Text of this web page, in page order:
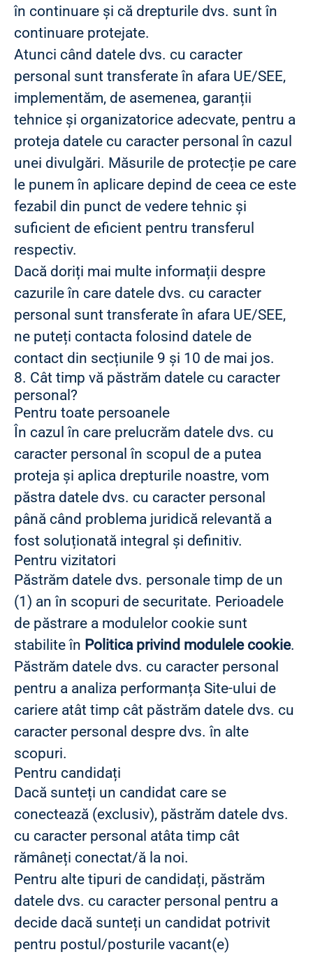
în continuare și că drepturile dvs. sunt în
continuare protejate.
Atunci când datele dvs. cu caracter
personal sunt transferate în afara UE/SEE,
implementăm, de asemenea, garanții
tehnice și organizatorice adecvate, pentru a
proteja datele cu caracter personal în cazul
unei divulgări. Măsurile de protecție pe care
le punem în aplicare depind de ceea ce este
fezabil din punct de vedere tehnic și
suficient de eficient pentru transferul
respectiv.
Dacă doriți mai multe informații despre
cazurile în care datele dvs. cu caracter
personal sunt transferate în afara UE/SEE,
ne puteți contacta folosind datele de
contact din secțiunile 9 și 10 de mai jos.
8. Cât timp vă păstrăm datele cu caracter
personal?
Pentru toate persoanele
În cazul în care prelucrăm datele dvs. cu
caracter personal în scopul de a putea
proteja și aplica drepturile noastre, vom
păstra datele dvs. cu caracter personal
până când problema juridică relevantă a
fost soluționată integral și definitiv.
Pentru vizitatori
Păstrăm datele dvs. personale timp de un
(1) an în scopuri de securitate. Perioadele
de păstrare a modulelor cookie sunt
stabilite în Politica privind modulele cookie.
Păstrăm datele dvs. cu caracter personal
pentru a analiza performanța Site-ului de
cariere atât timp cât păstrăm datele dvs. cu
caracter personal despre dvs. în alte
scopuri.
Pentru candidați
Dacă sunteți un candidat care se
conectează (exclusiv), păstrăm datele dvs.
cu caracter personal atâta timp cât
rămâneți conectat/ă la noi.
Pentru alte tipuri de candidați, păstrăm
datele dvs. cu caracter personal pentru a
decide dacă sunteți un candidat potrivit
pentru postul/posturile vacant(e)